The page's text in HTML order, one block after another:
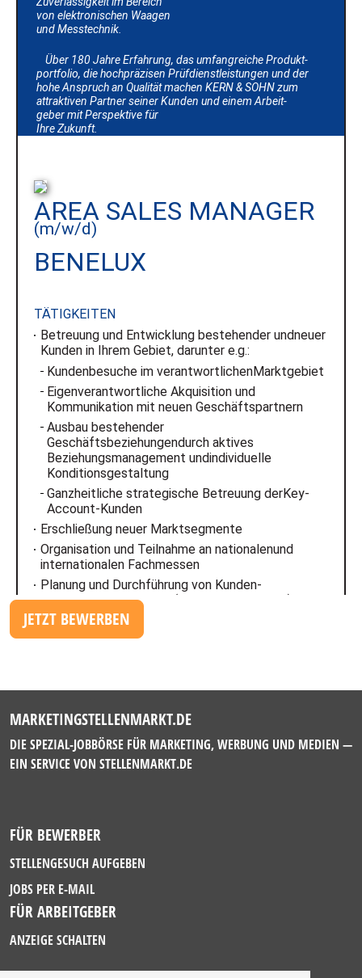
JETZT BEWERBEN
MARKETINGSTELLENMARKT.DE
DIE SPEZIAL-JOBBÖRSE FÜR MARKETING, WERBUNG UND MEDIEN —
EIN SERVICE VON STELLENMARKT.DE
FÜR BEWERBER
STELLENGESUCH AUFGEBEN
JOBS PER E-MAIL
FÜR ARBEITGEBER
ANZEIGE SCHALTEN